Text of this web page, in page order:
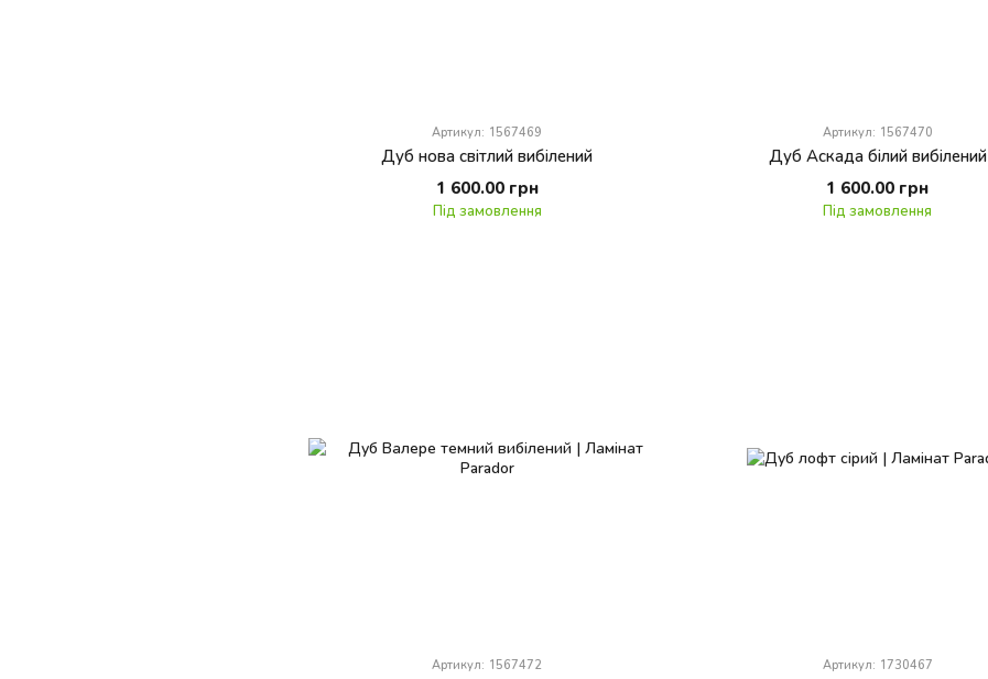
Артикул: 1567469
Дуб нова світлий вибілений
1 600.00 грн
Під замовлення
Артикул: 1567470
Дуб Аскада білий вибілений
1 600.00 грн
Під замовлення
Артикул: 1567472 Артикул: 1730467